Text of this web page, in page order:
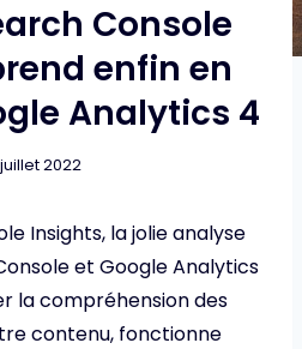
Console
enfin en
Analytics 4
2022
Insights, la jolie analyse
et Google Analytics
la compréhension des
contenu, fonctionne